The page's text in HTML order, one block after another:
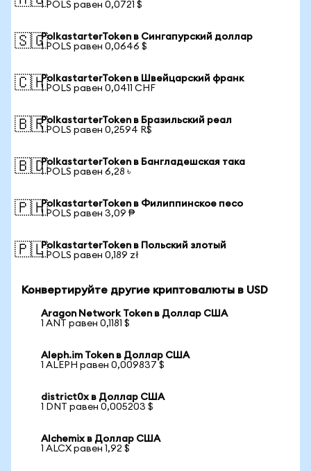
1 POLS равен 0,0721 $
🇸🇬PolkastarterToken в Сингапурский доллар
1 POLS равен 0,0646 $
🇨🇭PolkastarterToken в Швейцарский франк
1 POLS равен 0,0411 CHF
🇧🇷PolkastarterToken в Бразильский реал
1 POLS равен 0,2594 R$
🇧🇩PolkastarterToken в Бангладешская така
1 POLS равен 6,28 ৳
🇵🇭PolkastarterToken в Филиппинское песо
1 POLS равен 3,09 ₱
🇵🇱PolkastarterToken в Польский злотый
1 POLS равен 0,189 zł
Конвертируйте другие криптовалюты в USD
Aragon Network Token в Доллар США
1 ANT равен 0,1181 $
Aleph.im Token в Доллар США
1 ALEPH равен 0,009837 $
district0x в Доллар США
1 DNT равен 0,005203 $
Alchemix в Доллар США
1 ALCX равен 1,92 $